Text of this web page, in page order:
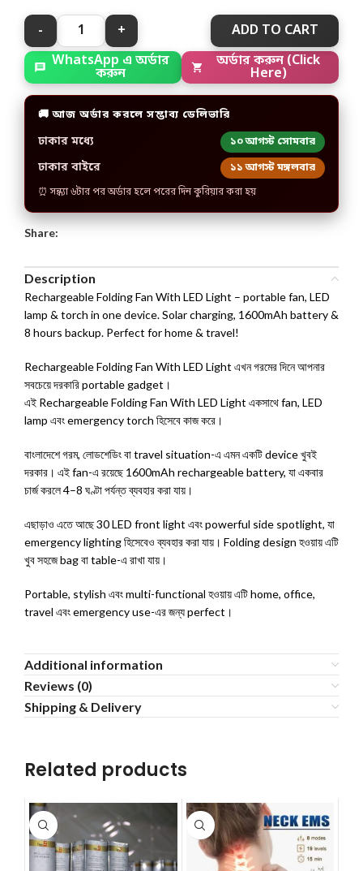
ADD TO CART
WhatsApp এ অর্ডার
করুন
অর্ডার করুন (Click
Here)
🚚 আজ অর্ডার করলে সম্ভাব্য ডেলিভারি
ঢাকার মধ্যে ১০ আগস্ট সোমবার
ঢাকার বাইরে ১১ আগস্ট মঙ্গলবার
⏰ সন্ধ্যা ৬টার পর অর্ডার হলে পরের দিন কুরিয়ার করা হয়
Share:
Description
Rechargeable Folding Fan With LED Light – portable fan, LED
lamp & torch in one device. Solar charging, 1600mAh battery &
8 hours backup. Perfect for home & travel!
Rechargeable Folding Fan With LED Light এখন গরমের দিনে আপনার
সবচেয়ে দরকারি portable gadget।
এই Rechargeable Folding Fan With LED Light একসাথে fan, LED
lamp এবং emergency torch হিসেবে কাজ করে।
বাংলাদেশে গরম, লোডশেডিং বা travel situation-এ এমন একটি device খুবই
দরকার। এই fan-এ রয়েছে 1600mAh rechargeable battery, যা একবার
চার্জ করলে 4–8 ঘণ্টা পর্যন্ত ব্যবহার করা যায়।
এছাড়াও এতে আছে 30 LED front light এবং powerful side spotlight, যা
emergency lighting হিসেবেও ব্যবহার করা যায়। Folding design হওয়ায় এটি
খুব সহজে bag বা table-এ রাখা যায়।
Portable, stylish এবং multi-functional হওয়ায় এটি home, office,
travel এবং emergency use-এর জন্য perfect।
Additional information
Reviews (0)
Shipping & Delivery
Related products